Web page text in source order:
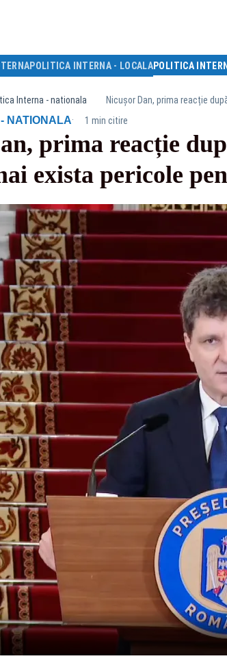
POLITICA INTERNA - LOCALAPOLITICA
Interna - nationala Nicușor Dan, prima reacție
NATIONALA· 1 min citire
prima reacție
exista pericole